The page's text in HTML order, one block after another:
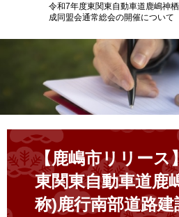
令和7年度東関東自動車道鹿嶋神
成同盟会通常総会の開催について
本
文
【鹿嶋市リリース
東関東自動車道鹿
称)鹿行南部道路建